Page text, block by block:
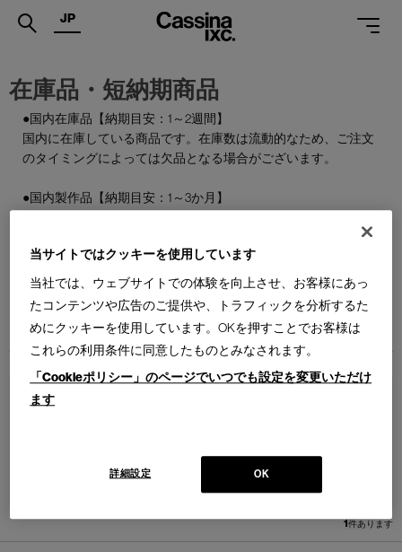
.
SERVICES
SUPPORT
SHOPS
CATALOGUES
JP
在庫品・短納期商品
●国内在庫品【納期目安：1～2週間】
国内に在庫している商品です。在庫数は流動的なため、ご注文
のタイミングによっては欠品となる場合がございます。
●国内製作品【納期目安：1～3か月】
●特別在庫品【納期目安：1～2週間】
通常はお届けまで約6か月を要する輸入商品の一部を、期間限
定で国内在庫としてご用意しております。数量限定のため、な
くなり次第終了となります。
1件あります
当サイトではクッキーを使用しています
当社では、ウェブサイトでの体験を向上させ、お客様にあっ
たコンテンツや広告のご提供や、トラフィックを分析するた
めにクッキーを使用しています。OKを押すことでお客様は
これらの利用条件に同意したものとみなされます。
「Cookieポリシー」のページでいつでも設定を変更いただけ
ます
OK
詳細設定